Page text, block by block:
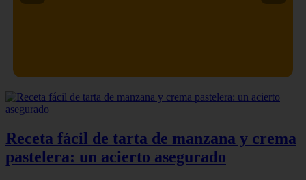
Receta fácil de tarta de manzana y crema
pastelera: un acierto asegurado